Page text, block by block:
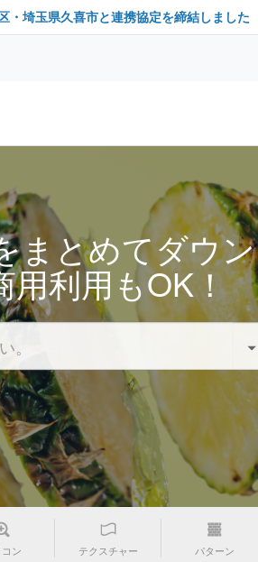
・埼玉県久喜市と連携協定を締結しました
まとめてダウ
用利用もOK！
ン テクスチャー パターン